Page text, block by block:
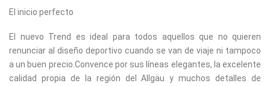
El inicio perfecto
El nuevo Trend es ideal para todos aquellos que no quieren
renunciar al diseño deportivo cuando se van de viaje ni tampoco
a un buen precio.Convence por sus líneas elegantes, la excelente
calidad propia de la región del Allgäu y muchos detalles de